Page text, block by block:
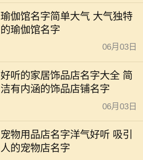
瑜伽馆名字简单大气 大气独特
的瑜伽馆名字
06月03日
好听的家居饰品店名字大全 简
洁有内涵的饰品店铺名字
06月03日
宠物用品店名字洋气好听 吸引
人的宠物店名字